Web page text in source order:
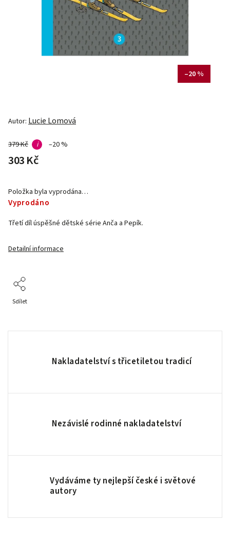
–20 %
Autor: Lucie Lomová
379 Kč i –20 %
303 Kč
Vyprodáno
Položka byla vyprodána…
Třetí díl úspěšné dětské série Anča a Pepík.
Detailní informace
Sdílet
Nakladatelství s třicetiletou tradicí
Nezávislé rodinné nakladatelství
Vydáváme ty nejlepší české i světové
autory